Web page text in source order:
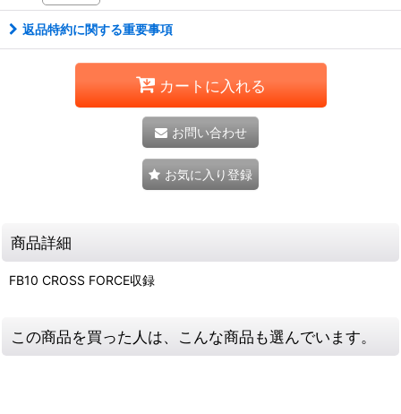
返品特約に関する重要事項
カートに入れる
お問い合わせ
お気に入り登録
商品詳細
FB10 CROSS FORCE収録
この商品を買った人は、こんな商品も選んでいます。